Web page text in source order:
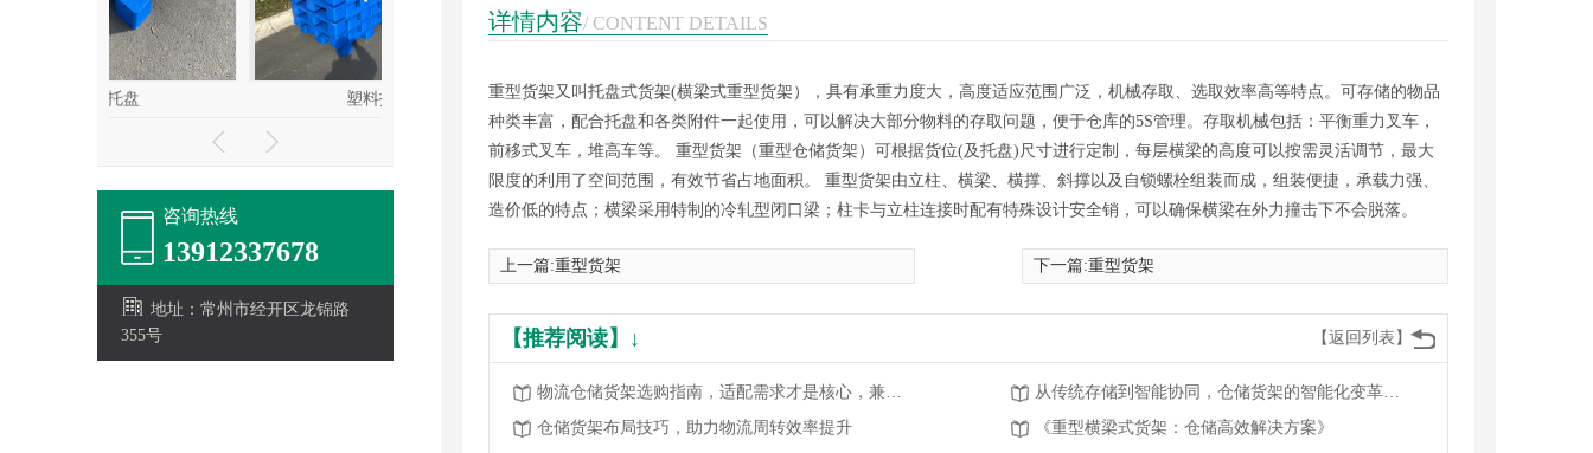
重型货架带层板
咨询热线
13912337678
地址：常州市经开区龙锦路
355号
详情内容/ CONTENT DETAILS
重型货架又叫托盘式货架(横梁式重型货架），具有承重力度大，高度适应范围广泛，机械存取、选取效率高等特点。可存储的物品
种类丰富，配合托盘和各类附件一起使用，可以解决大部分物料的存取问题，便于仓库的5S管理。存取机械包括：平衡重力叉车，
前移式叉车，堆高车等。 重型货架（重型仓储货架）可根据货位(及托盘)尺寸进行定制，每层横梁的高度可以按需灵活调节，最大
限度的利用了空间范围，有效节省占地面积。 重型货架由立柱、横梁、横撑、斜撑以及自锁螺栓组装而成，组装便捷，承载力强、
造价低的特点；横梁采用特制的冷轧型闭口梁；柱卡与立柱连接时配有特殊设计安全销，可以确保横梁在外力撞击下不会脱落。
上一篇:重型货架 下一篇:重型货架
【返回列表】
【推荐阅读】↓
物流仓储货架选购指南，适配需求才是核心，兼顾高效与安全
从传统存储到智能协同，仓储货架的智能化变革赋能物流升级
仓储货架布局技巧，助力物流周转效率提升
《重型横梁式货架：仓储高效解决方案》